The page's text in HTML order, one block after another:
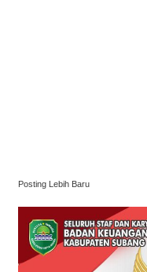
Posting Lebih Baru